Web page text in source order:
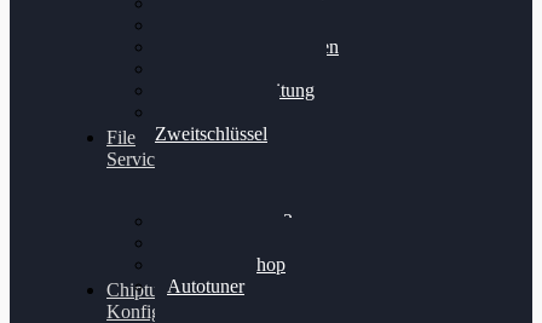
Bremsscheiben planen
Felgenaufbereitung
Zweitschlüssel
File
Service
Alientech Kess3
Alientech Shop
Autotuner
Chiptuning
Konfigurator